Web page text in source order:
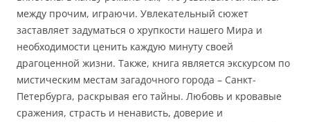
между прочим, играючи. Увлекательный сюжет
заставляет задуматься о хрупкости нашего Мира и
необходимости ценить каждую минуту своей
драгоценной жизни. Также, книга является экскурсом по
мистическим местам загадочного города – Санкт-
Петербурга, раскрывая его тайны. Любовь и кровавые
сражения, страсть и ненависть, доверие и